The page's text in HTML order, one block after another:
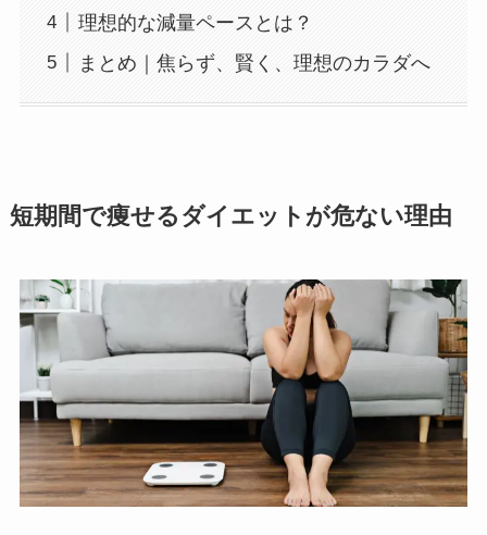
理想的な減量ペースとは？
まとめ｜焦らず、賢く、理想のカラダへ
短期間で痩せるダイエットが危ない理由